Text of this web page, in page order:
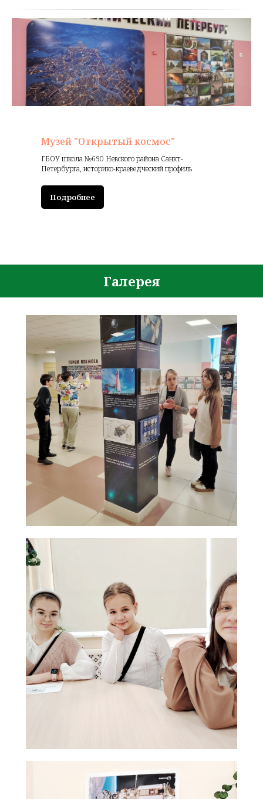
Музей "Открытый космос"
ГБОУ школа №690 Невского района Санкт-
Петербурга, историко-краеведческий профиль
Подробнее
Галерея